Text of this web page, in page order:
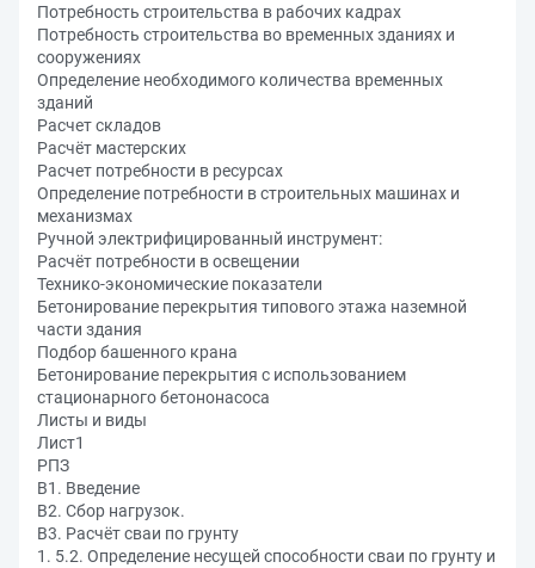
Потребность строительства в рабочих кадрах
Потребность строительства во временных зданиях и
сооружениях
Определение необходимого количества временных
зданий
Расчет складов
Расчёт мастерских
Расчет потребности в ресурсах
Определение потребности в строительных машинах и
механизмах
Ручной электрифицированный инструмент:
Расчёт потребности в освещении
Технико-экономические показатели
Бетонирование перекрытия типового этажа наземной
части здания
Подбор башенного крана
Бетонирование перекрытия с использованием
стационарного бетононасоса
Листы и виды
Лист1
РПЗ
В1. Введение
В2. Сбор нагрузок.
В3. Расчёт сваи по грунту
1. 5.2. Определение несущей способности сваи по грунту и